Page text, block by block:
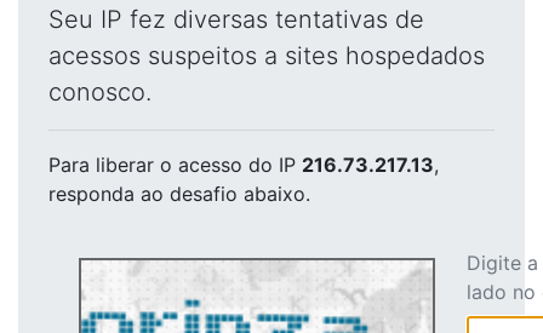
Seu IP fez diversas tentativas de
acessos suspeitos a sites hospedados
conosco.
Para liberar o acesso do IP 216.73.217.13,
responda ao desafio abaixo.
Digite
lado no